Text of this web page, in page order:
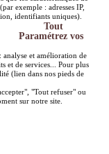
exemple : adresses IP,
identifiants uniques).
Tout
Paramétrez vos
analyse et amélioration de
et de services... Pour plus
(lien dans nos pieds de
"Tout refuser" ou
sur notre site.